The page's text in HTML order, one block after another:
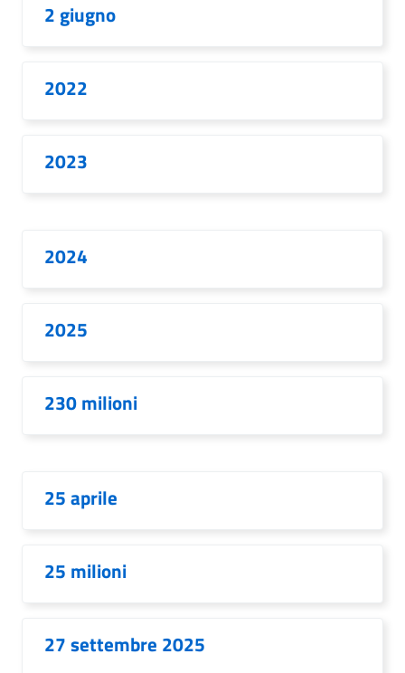
2 giugno
2022
2023
2024
2025
230 milioni
25 aprile
25 milioni
27 settembre 2025